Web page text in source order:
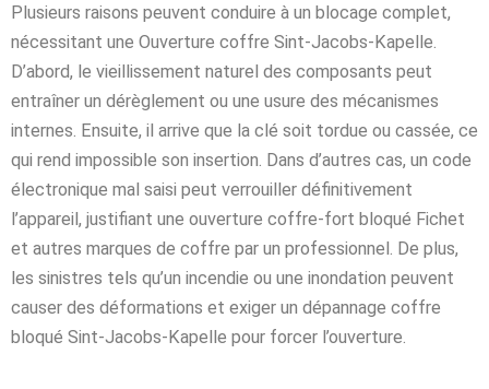
Plusieurs raisons peuvent conduire à un blocage complet,
nécessitant une Ouverture coffre Sint-Jacobs-Kapelle.
D’abord, le vieillissement naturel des composants peut
entraîner un dérèglement ou une usure des mécanismes
internes. Ensuite, il arrive que la clé soit tordue ou cassée, ce
qui rend impossible son insertion. Dans d’autres cas, un code
électronique mal saisi peut verrouiller définitivement
l’appareil, justifiant une ouverture coffre-fort bloqué Fichet
et autres marques de coffre par un professionnel. De plus,
les sinistres tels qu’un incendie ou une inondation peuvent
causer des déformations et exiger un dépannage coffre
bloqué Sint-Jacobs-Kapelle pour forcer l’ouverture.